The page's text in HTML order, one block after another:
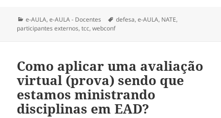
Categorias
e-AULA,e-AULA - Docentes Tags
defesa,e-AULA, NATE,
participantes externos,tcc,webconf
Como aplicar uma avaliação
virtual (prova) sendo que
estamos ministrando
disciplinas em EAD?